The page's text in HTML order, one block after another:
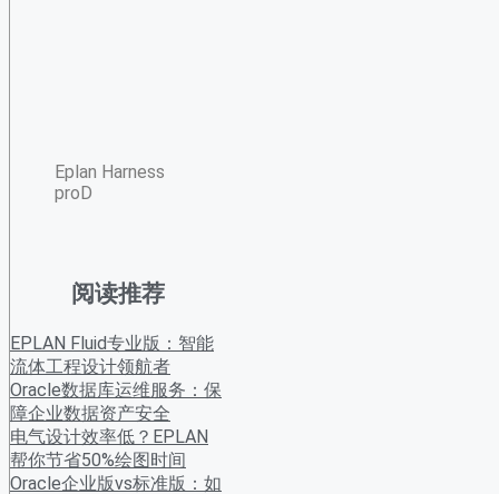
Eplan Harness
proD
阅读推荐
EPLAN Fluid专业版：智能
流体工程设计领航者
Oracle数据库运维服务：保
障企业数据资产安全
电气设计效率低？EPLAN
帮你节省50%绘图时间
Oracle企业版vs标准版：如